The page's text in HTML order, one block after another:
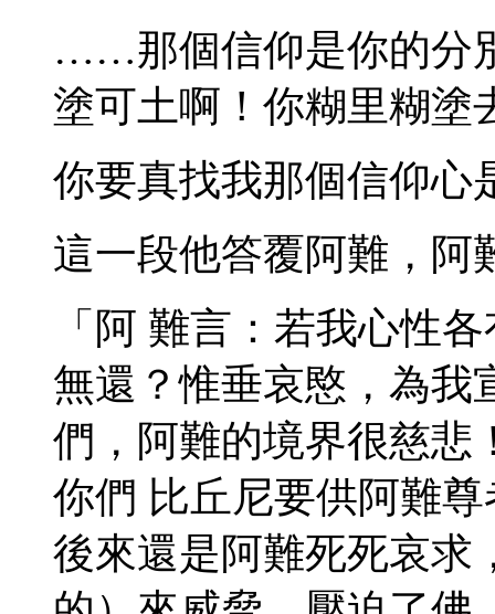
……那個信仰是你的分
塗可土啊！你糊里糊塗
你要真找我那個信仰心
這一段他答覆阿難，阿
「阿 難言：若我心性
無還？惟垂哀愍，為我
們，阿難的境界很慈悲
你們 比丘尼要供阿難
後來還是阿難死死哀求